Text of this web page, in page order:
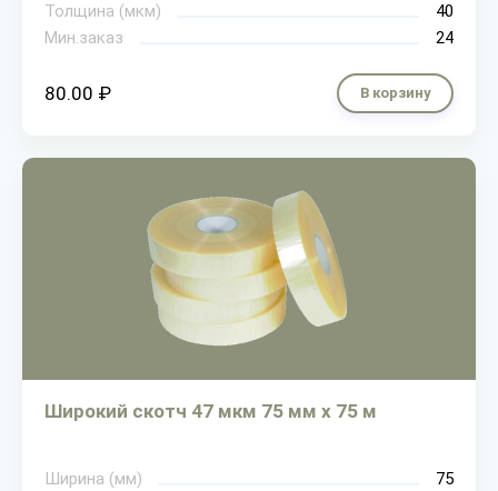
Толщина (мкм)
40
Мин.заказ
24
80.00 ₽ В корзину
Широкий скотч 47 мкм 75 мм х 75 м
Ширина (мм)
75